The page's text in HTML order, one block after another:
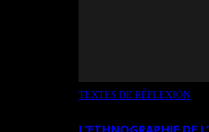
TEXTES DE RÉFLEXION